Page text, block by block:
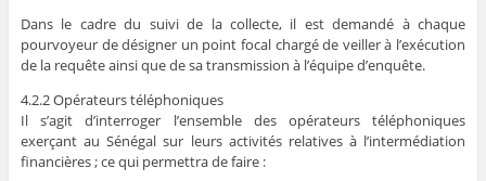
Dans le cadre du suivi de la collecte, il est demandé à chaque
pourvoyeur de désigner un point focal chargé de veiller à l’exécution
de la requête ainsi que de sa transmission à l’équipe d’enquête.
4.2.2 Opérateurs téléphoniques
Il s’agit d’interroger l’ensemble des opérateurs téléphoniques
exerçant au Sénégal sur leurs activités relatives à l’intermédiation
financières ; ce qui permettra de faire :